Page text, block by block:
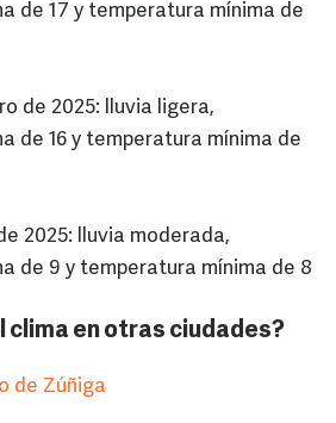
de 17 y temperatura mínima de
de 2025: lluvia ligera,
de 16 y temperatura mínima de
2025: lluvia moderada,
de 9 y temperatura mínima de 8
clima en otras ciudades?
de Zúñiga